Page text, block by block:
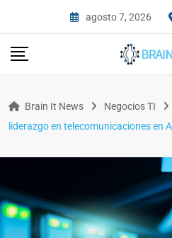
agosto 7, 2026
Brain It News Negocios TI
liderazgo en telecomunicaciones en